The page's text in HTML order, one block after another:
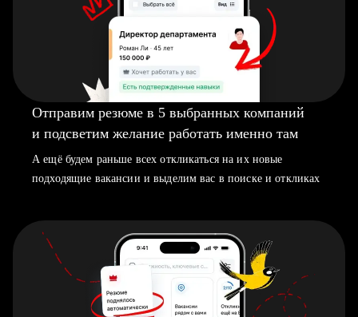
Отправим резюме в 5 выбранных компаний
и подсветим желание работать именно там
А ещё будем раньше всех откликаться на их новые
подходящие вакансии и выделим вас в поиске и откликах